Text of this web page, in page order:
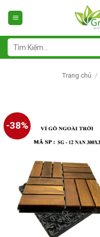
dung
Tìm
kiếm:
Trang chủ /
-38%